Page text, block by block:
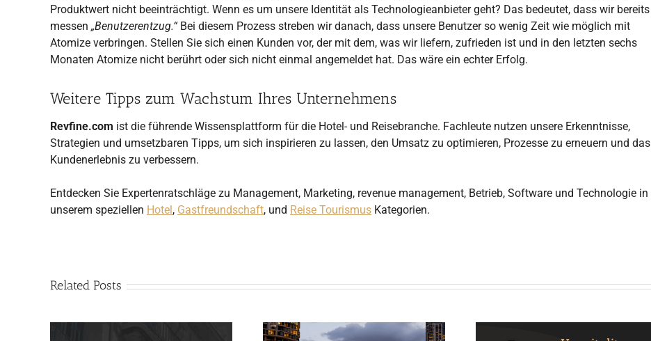
Produktwert nicht beeinträchtigt. Wenn es um unsere Identität als Technologieanbieter geht? Das bedeutet, dass wir bereits
messen „Benutzerentzug.“Bei diesem Prozess streben wir danach, dass unsere Benutzer so wenig Zeit wie möglich mit
Atomize verbringen. Stellen Sie sich einen Kunden vor, der mit dem, was wir liefern, zufrieden ist und in den letzten sechs
Monaten Atomize nicht berührt oder sich nicht einmal angemeldet hat. Das wäre ein echter Erfolg.
Weitere Tipps zum Wachstum Ihres Unternehmens
Revfine.com ist die führende Wissensplattform für die Hotel- und Reisebranche. Fachleute nutzen unsere Erkenntnisse,
Strategien und umsetzbaren Tipps, um sich inspirieren zu lassen, den Umsatz zu optimieren, Prozesse zu erneuern und das
Kundenerlebnis zu verbessern.
Entdecken Sie Expertenratschläge zu Management, Marketing, revenue management, Betrieb, Software und Technologie in
unserem speziellen Hotel , Gastfreundschaft, und Reise TourismusKategorien.
Related Posts